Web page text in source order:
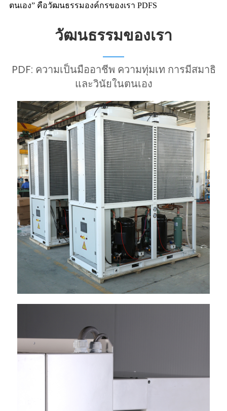
ตนเอง” คือวัฒนธรรมองค์กรของเรา PDFS
วัฒนธรรมของเรา
PDF: ความเป็นมืออาชีพ ความทุ่มเท การมีสมาธิ
และวินัยในตนเอง